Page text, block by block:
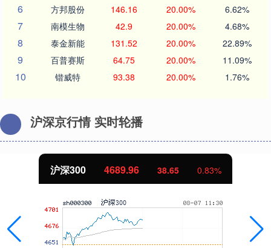
6 方邦股份 146.16 20.00% 6.62%
7 南模生物 42.9 20.00% 4.68%
8 泰金新能 131.52 20.00% 22.89%
9 百普赛斯 64.75 20.00% 11.09%
10 锴威特 93.38 20.00% 1.76%
沪深京行情 实时轮播
沪深300 4689.96 38.65 0.83%